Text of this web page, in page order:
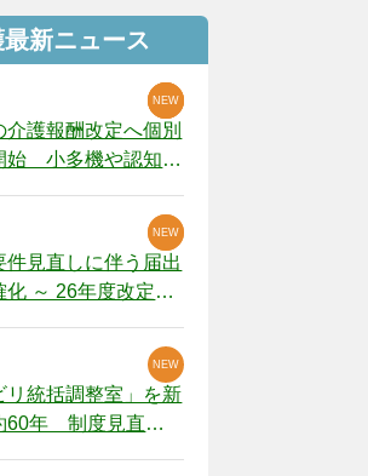
新ニュース
護報酬改定へ個別
始 小多機や認知症
NEW
NEW
NEW
件見直しに伴う届出
～ 26年度改定疑
NEW
NEW
リ統括調整室」を新
年 制度見直し
NEW